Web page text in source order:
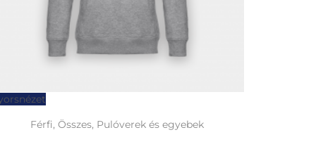
Férfi, Összes, Pulóverek és egyebek